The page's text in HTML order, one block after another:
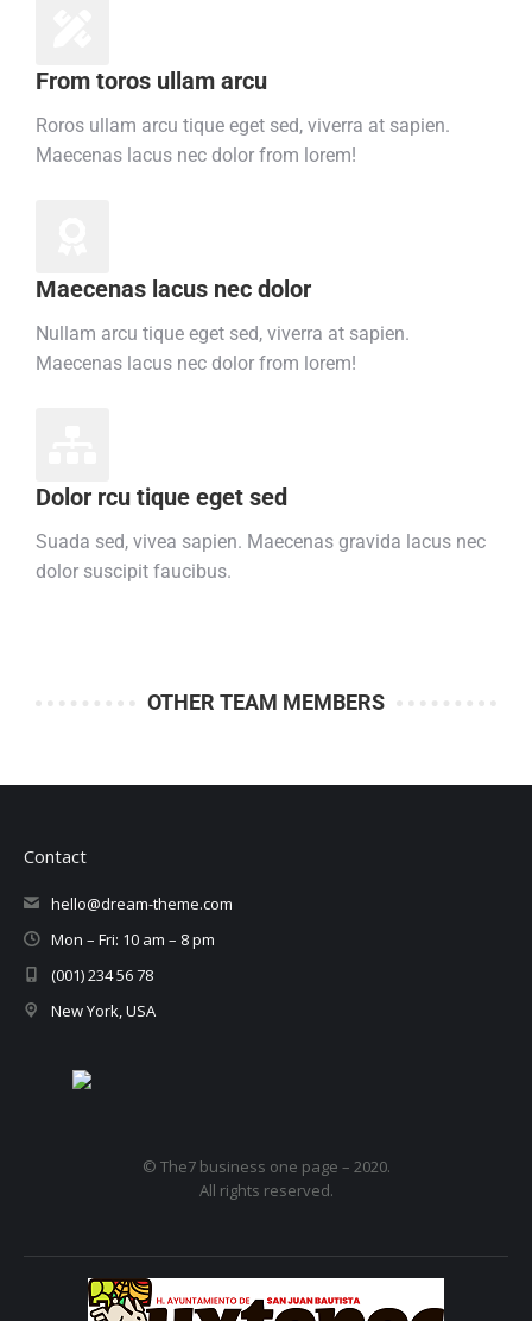
From toros ullam arcu
Roros ullam arcu tique eget sed, viverra at sapien.
Maecenas lacus nec dolor from lorem!
Maecenas lacus nec dolor
Nullam arcu tique eget sed, viverra at sapien.
Maecenas lacus nec dolor from lorem!
Dolor rcu tique eget sed
Suada sed, vivea sapien. Maecenas gravida lacus nec
dolor suscipit faucibus.
OTHER TEAM MEMBERS
Contact
hello@dream-theme.com
Mon – Fri: 10 am – 8 pm
(001) 234 56 78
New York, USA
© The7 business one page – 2020.
All rights reserved.